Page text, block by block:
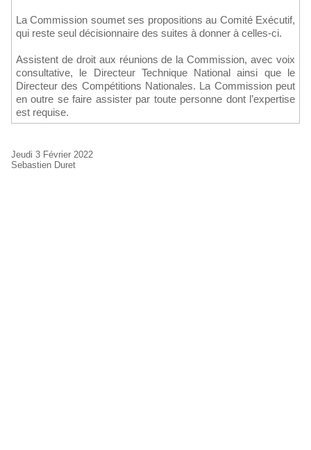
La Commission soumet ses propositions au Comité Exécutif,
qui reste seul décisionnaire des suites à donner à celles-ci.
Assistent de droit aux réunions de la Commission, avec voix
consultative, le Directeur Technique National ainsi que le
Directeur des Compétitions Nationales. La Commission peut
en outre se faire assister par toute personne dont l’expertise
est requise.
Jeudi 3 Février 2022
Sebastien Duret